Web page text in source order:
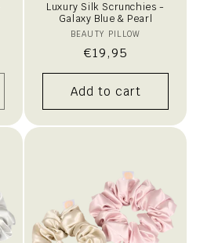
Luxury Silk Scrunchies -
Galaxy Blue & Pearl
Vendor:
BEAUTY PILLOW
Regular
price
€19,95
Add to cart